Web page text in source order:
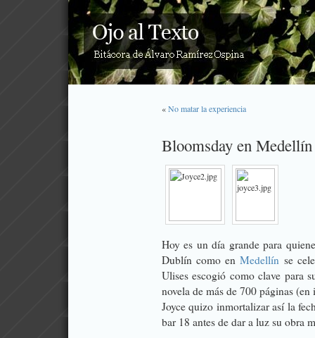
«No matar la experiencia
Bloomsday en
Hoy es un día grande para
Dublín como enMedellín se
Ulises escogió como clave
novela de más de 700 páginas
Joyce quizo inmortalizar así la
bar 18 antes de dar a luz su obra